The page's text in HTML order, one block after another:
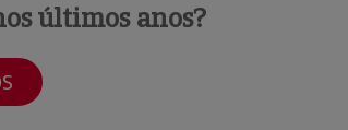
últimos anos?